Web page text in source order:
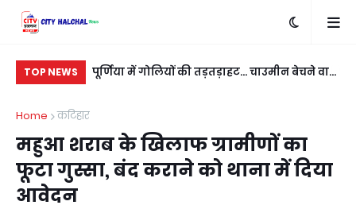
TOP NEWS
बदला लेने के लिए
पूर्णिया में गोलियों की तड़तड़ाहट... चाउमीन बेचने वाले
Home
कटिहार
महुआ शराब के खिलाफ ग्रामीणों का
फूटा गुस्सा, बंद कराने को थाना में दिया
आवेदन